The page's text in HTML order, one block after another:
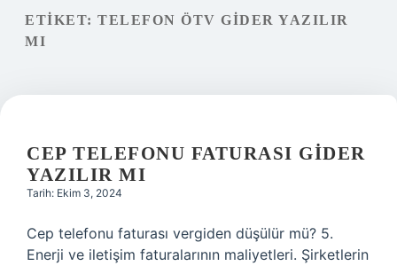
Yasal Uyarı
ETIKET: TELEFON ÖTV GIDER YAZILIR
MI
CEP TELEFONU FATURASI GIDER
YAZILIR MI
Tarih: Ekim 3, 2024
Cep telefonu faturası vergiden düşülür mü? 5.
Enerji ve iletişim faturalarının maliyetleri. Şirketlerin